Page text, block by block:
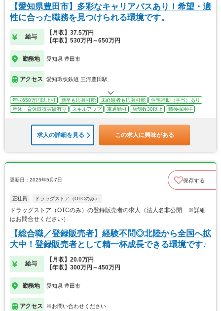
【愛知県豊田市】多彩なキャリアパスあり！希望・適
性に合った職務を見つけられる環境です。
給与
【月収】37.5万円
【年収】530万円～650万円
勤務地 愛知県 豊田市
アクセス 愛知環状鉄道 三河豊田駅
年収650万円以上可 新卒も応募可能 未経験者も応募可能
住宅補助（手当）あり
産休・育休取得実績有り
スキルアップ 車通勤可 店舗数30以上 積極採用中
求人の詳細を見る この求人に興味がある
更新日：2025年5月7日 保存する
正社員 ドラッグストア（OTCのみ）
ドラッグストア（OTCのみ）の登録販売者の求人（法人名非公開 ※詳細
はお問合せください）
【総合職／登録販売者】経験不問◎北陸から全国へ拡
大中！登録販売者として精一杯成長できる環境です♪
給与
【月収】20.0万円
【年収】300万円～450万円
勤務地 愛知県 豊田市
アクセス ※お問い合わせください